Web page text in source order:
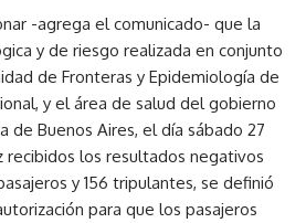
-agrega el comunicado- que la
y de riesgo realizada en conjunto
de Fronteras y Epidemiología de
y el área de salud del gobierno
de Buenos Aires, el día sábado 27
recibidos los resultados negativos
y 156 tripulantes, se definió
para que los pasajeros